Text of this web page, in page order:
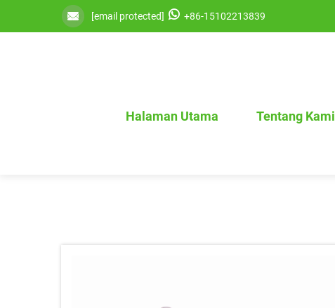
[email protected] +86-15102213839
Halaman Utama Tentang Kami